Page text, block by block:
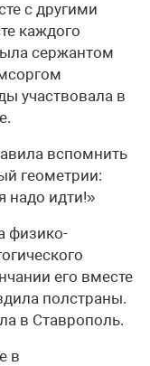
с другими
каждого
сержантом
участвовала в
вспомнить
геометрии:
надо идти!»
физико-
его вместе
полстраны.
в Ставрополь.
в